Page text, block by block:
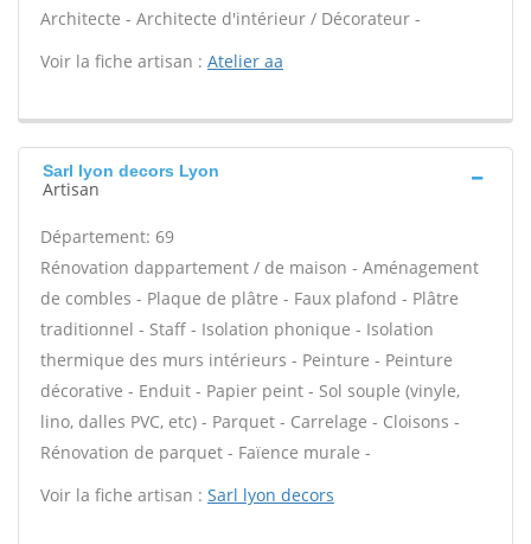
Architecte - Architecte d'intérieur / Décorateur -
Voir la fiche artisan : Atelier aa
Sarl lyon decors Lyon
Artisan
Département: 69
Rénovation dappartement / de maison - Aménagement
de combles - Plaque de plâtre - Faux plafond - Plâtre
traditionnel - Staff - Isolation phonique - Isolation
thermique des murs intérieurs - Peinture - Peinture
décorative - Enduit - Papier peint - Sol souple (vinyle,
lino, dalles PVC, etc) - Parquet - Carrelage - Cloisons -
Rénovation de parquet - Faïence murale -
Voir la fiche artisan : Sarl lyon decors